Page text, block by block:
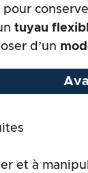
Le test pratique
global
tuyau
d’un
et à